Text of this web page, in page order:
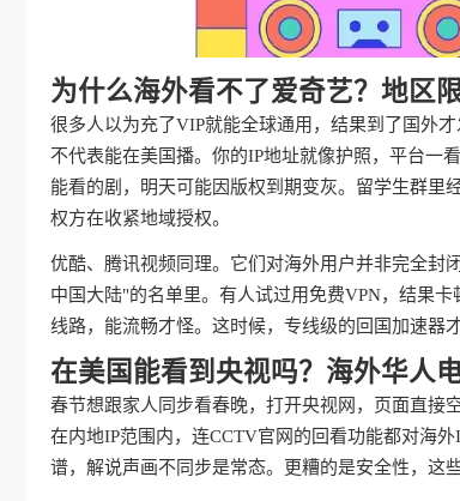
为什么海外看不了爱奇艺？地区
很多人以为充了VIP就能全球通用，结果到了国外
不代表能在美国播。你的IP地址就像护照，平台一
能看的剧，明天可能因版权到期变灰。留学生群里
权方在收紧地域授权。
优酷、腾讯视频同理。它们对海外用户并非完全封
中国大陆"的名单里。有人试过用免费VPN，结果
线路，能流畅才怪。这时候，专线级的回国加速器
在美国能看到央视吗？海外华人
春节想跟家人同步看春晚，打开央视网，页面直接
在内地IP范围内，连CCTV官网的回看功能都对海
谱，解说声画不同步是常态。更糟的是安全性，这